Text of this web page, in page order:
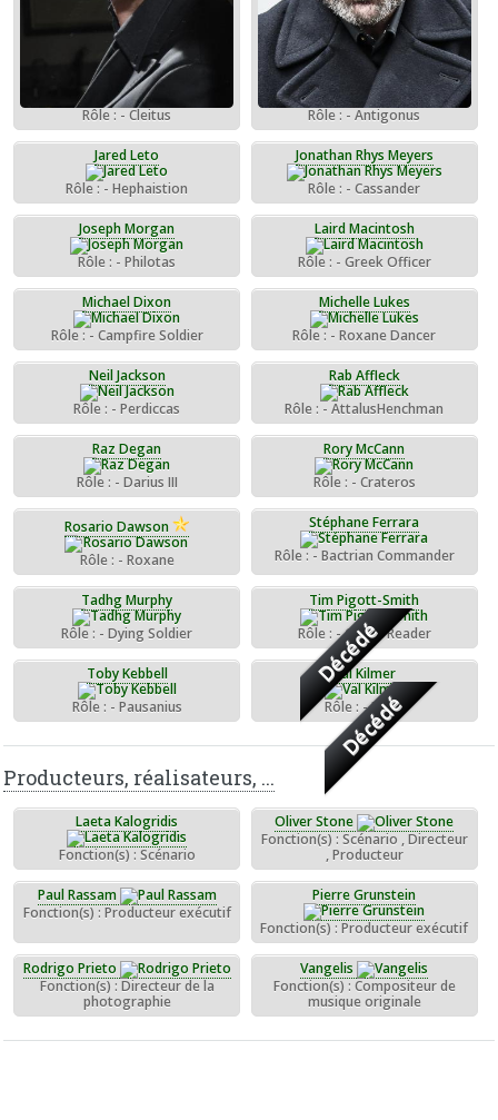
Rôle : - Cleitus Rôle : - Antigonus
Jared Leto
Rôle : - Hephaistion
Jonathan Rhys Meyers
Rôle : - Cassander
Joseph Morgan
Rôle : - Philotas
Laird Macintosh
Rôle : - Greek Officer
Michael Dixon
Rôle : - Campfire Soldier
Michelle Lukes
Rôle : - Roxane Dancer
Neil Jackson
Rôle : - Perdiccas
Rab Affleck
Rôle : - AttalusHenchman
Raz Degan
Rôle : - Darius III
Rory McCann
Rôle : - Crateros
Rosario Dawson
Rôle : - Roxane
Stéphane Ferrara
Rôle : - Bactrian Commander
Tadhg Murphy
Rôle : - Dying Soldier
Tim Pigott-Smith
Décédé
Rôle : - Omen Reader
Toby Kebbell
Rôle : - Pausanius
Val Kilmer
Décédé
Rôle : - Philip
Producteurs, réalisateurs, ...
Laeta Kalogridis
Fonction(s) : Scénario
Oliver Stone
Fonction(s) : Scénario , Directeur
, Producteur
Paul Rassam
Fonction(s) : Producteur exécutif
Pierre Grunstein
Fonction(s) : Producteur exécutif
Rodrigo Prieto
Fonction(s) : Directeur de la
photographie
Vangelis
Fonction(s) : Compositeur de
musique originale